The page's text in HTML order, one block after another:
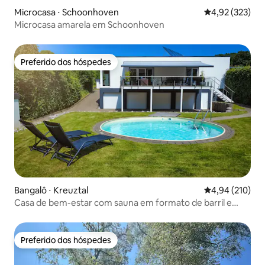
Microcasa ⋅ Schoonhoven 4,92 de uma
4,92 (323)
Microcasa amarela em Schoonhoven
Preferido dos hóspedes
Preferido dos hóspedes
Bangalô ⋅ Kreuztal 4,94 de uma
4,94 (210)
Casa de bem-estar com sauna em formato de barril e
Preferido dos hóspedes
Preferido dos hóspedes